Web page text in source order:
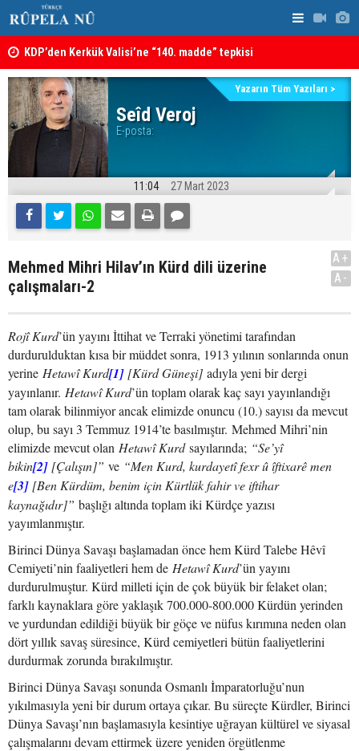
Kerkük’te Kürt partilerden 7 maddelik ortak bildiri
Seîd Veroj
E-posta:
Yazarın Tüm Yazıları >
11:04 27 Mart 2023
Mehmed Mihri Hilav’ın Kürd dili üzerine
çalışmaları-2
A+
A-
Rojî Kurd’ün yayını İttihat ve Terraki yönetimi tarafından
durdurulduktan kısa bir müddet sonra, 1913 yılının sonlarında onun
yerine Hetawî Kurd[1][Kürd Güneşi] adıyla yeni bir dergi
yayınlanır. Hetawî Kurd’ün toplam olarak kaç sayı yayınlandığı
tam olarak bilinmiyor ancak elimizde onuncu (10.) sayısı da mevcut
olup, bu sayı 3 Temmuz 1914’te basılmıştır. Mehmed Mihri’nin
elimizde mevcut olan Hetawî Kurdsayılarında; “Se’yî
bikin[2][Çalışın]” ve “Men Kurd, kurdayetî fexr û îftixarê men
e[3][Ben Kürdüm, benim için Kürtlük fahir ve iftihar
kaynağıdır]” başlığı altında toplam iki Kürdçe yazısı
yayımlanmıştır.
Birinci Dünya Savaşı başlamadan önce hem Kürd Talebe Hêvî
Cemiyeti’nin faaliyetleri hem de Hetawî Kurd’ün yayını
durdurulmuştur. Kürd milleti için de çok büyük bir felaket olan;
farklı kaynaklara göre yaklaşık 700.000-800.000 Kürdün yerinden
ve yurdundan edildiği büyük bir göçe ve nüfus kırımına neden olan
dört yıllık savaş süresince, Kürd cemiyetleri bütün faaliyetlerini
durdurmak zorunda bırakılmıştır.
Birinci Dünya Savaşı sonunda Osmanlı İmparatorluğu’nun
yıkılmasıyla yeni bir durum ortaya çıkar. Bu süreçte Kürdler, Birinci
Dünya Savaşı’nın başlamasıyla kesintiye uğrayan kültürel ve siyasal
çalışmalarını devam ettirmek üzere yeniden örgütlenme